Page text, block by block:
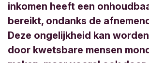
inkomen heeft een
bereikt, ondanks de
Deze ongelijkheid kan
door kwetsbare mensen